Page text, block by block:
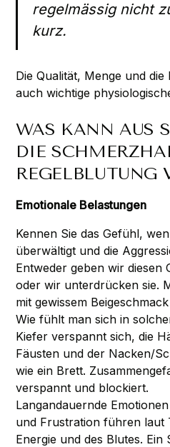
regelmässig nicht
kurz.
Die Qualität, Menge und
auch wichtige
WAS KANN AUS
DIE
REGELBLUTUNG
Emotionale Belastungen
Kennen Sie das Gefühl,
überwältigt und die
Entweder geben wir diesen
oder wir unterdrücken sie.
mit gewissem
Wie fühlt man sich in
Kiefer verspannt sich, die
Fäusten und der Nacken/
wie ein Brett.
verspannt und blockiert.
Langandauernde
und Frustration führen laut
Energie und des Blutes. Ein